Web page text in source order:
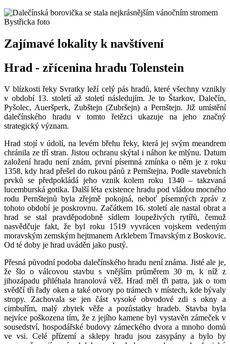
Zajímavé lokality k navštívení
Hrad - zřícenina hradu Tolenstein
V blízkosti řeky Svratky leží celý pás hradů, které všechny vznikly
v období 13. století až století následujím. Je to Štarkov, Dalečín,
Pyšolec, Aueršperk, Zubštejn (Zubršejn) a Pernštejn. Již umístění
dalečínského hradu v tomto řetězci ukazuje na jeho značný
strategický význam.
Hrad stojí v údolí, na levém břehu řeky, která jej svým meandrem
chránila ze tří stran. Jistou ochranu skýtal i náhon ke mlýnu. Datum
založení hradu není znám, první písemná zmínka o něm je z roku
1358, kdy hrad přešel do rukou pánů z Pernštejna. Podle stavebních
prvků se předpokládá jeho vznik kolem roku 1340 – takzvaná
lucemburská gotika. Další léta existence hradu pod vládou mocného
rodu Pernštejnů byla zřejmě pokojná, neboť písemných zpráv z
tohoto období je poskrovnu. Začátkem 16. století ale nastal obrat a
hrad se stal pravděpodobně sídlem loupeživých rytířů, čemuž
nasvědčuje fakt, že byl roku 1519 vyvrácen vojskem vedeným
moravským zemským hejtmanem Arklebem Trnavským z Boskovic.
Od té doby je hrad uváděn jako pustý.
Přesná původní podoba dalečínského hradu není známa. Jisté ale je,
že šlo o válcovou stavbu s vnějším průměrem 30 m, k níž z
jihozápadu přiléhala hranolová věž. Hrad měl tři patra, jak o tom
svědčí tři řady oken a také otvory po trámech v místech, kde bývaly
stropy. Zachovala se jen část vysoké obvodové zdi s okny a
cimbuřím, malý zbytek věže a pozůstatky hradeb. Stavba byla
nejvíce poškozena tím, že z jejího kamene byl vystavěn zámeček v
sousedství, hospodářské budovy zámeckého dvora a mnoho domů
ve vsi. Celé přízemí a sklepy hradu jsou zasypány a bylo by